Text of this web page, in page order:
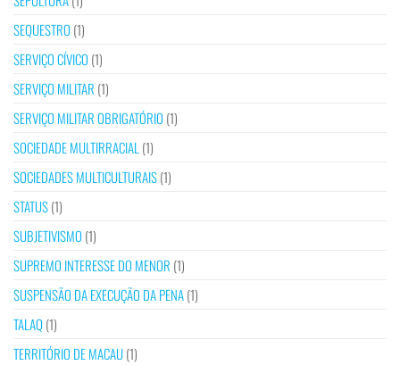
SEQUESTRO (1)
SERVIÇO CÍVICO (1)
SERVIÇO MILITAR (1)
SERVIÇO MILITAR OBRIGATÓRIO (1)
SOCIEDADE MULTIRRACIAL (1)
SOCIEDADES MULTICULTURAIS(1)
STATUS(1)
SUBJETIVISMO (1)
SUPREMO INTERESSE DO MENOR (1)
SUSPENSÃO DA EXECUÇÃO DA PENA(1)
TALAQ(1)
TERRITÓRIO DE MACAU(1)